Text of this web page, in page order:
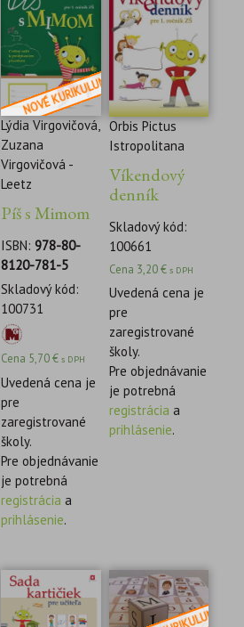
Lýdia Virgovičová,
Zuzana
Virgovičová -
Leetz
Píš s Mimom
ISBN:978-80-
8120-781-5
Skladový kód:
100731
Cena 5,70€ s DPH
Uvedená cena je
pre
zaregistrované
školy.
Pre objednávanie
je potrebná
registrácia a
prihlásenie.
Orbis Pictus
Istropolitana
Víkendový
denník
Skladový kód:
100661
Cena 3,20€ s DPH
Uvedená cena je
pre
zaregistrované
školy.
Pre objednávanie
je potrebná
registrácia a
prihlásenie.